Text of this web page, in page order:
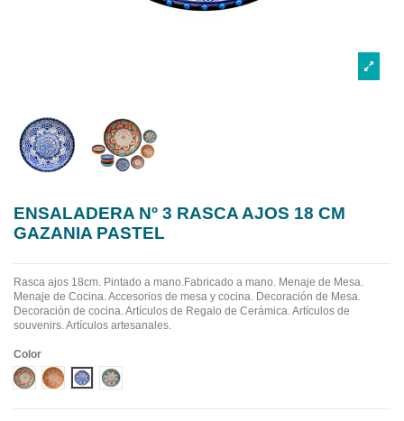
ENSALADERA Nº 3 RASCA AJOS 18 CM
GAZANIA PASTEL
Rasca ajos 18cm. Pintado a mano.Fabricado a mano. Menaje de Mesa.
Menaje de Cocina. Accesorios de mesa y cocina. Decoración de Mesa.
Decoración de cocina. Artículos de Regalo de Cerámica. Artículos de
souvenirs. Artículos artesanales.
Color
Diseño 1Diseño 2Diseño 3Diseño 4